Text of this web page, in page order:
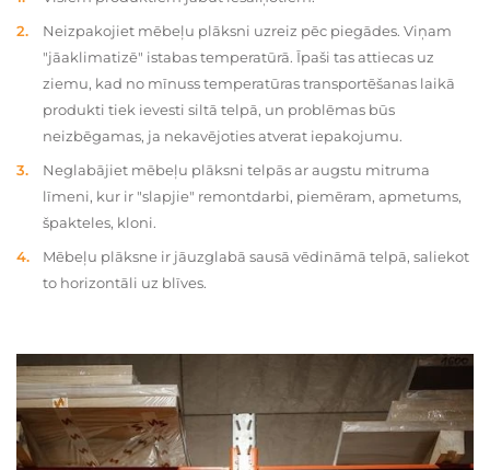
Neizpakojiet mēbeļu plāksni uzreiz pēc piegādes. Viņam
"jāaklimatizē" istabas temperatūrā. Īpaši tas attiecas uz
ziemu, kad no mīnuss temperatūras transportēšanas laikā
produkti tiek ievesti siltā telpā, un problēmas būs
neizbēgamas, ja nekavējoties atverat iepakojumu.
Neglabājiet mēbeļu plāksni telpās ar augstu mitruma
līmeni, kur ir "slapjie" remontdarbi, piemēram, apmetums,
špakteles, kloni.
Mēbeļu plāksne ir jāuzglabā sausā vēdināmā telpā, saliekot
to horizontāli uz blīves.